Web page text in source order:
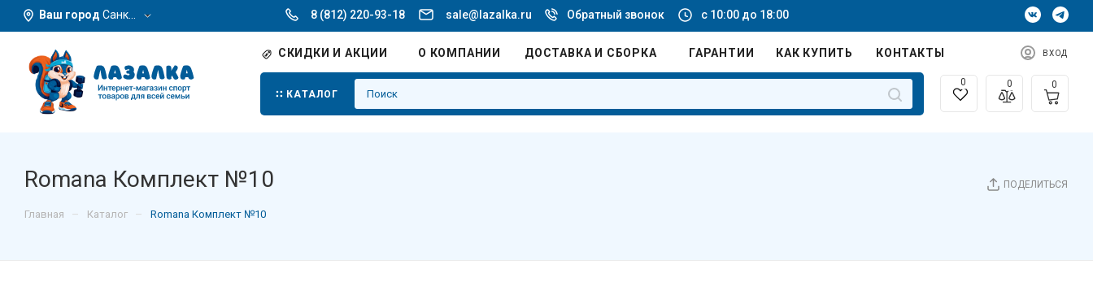
Ваш город Санкт-Петербург 8 (812) 220-93-18 sale@lazalka.ru Обратный звонок с 10:00 до 18:00
СКИДКИ И АКЦИИ О КОМПАНИИ ДОСТАВКА И СБОРКА ГАРАНТИИ КАК КУПИТЬ КОНТАКТЫ ВХОД
КАТАЛОГ
0 0 0
ПОДЕЛИТЬСЯ
Romana Комплект №10
Главная – Каталог – Romana Комплект №10